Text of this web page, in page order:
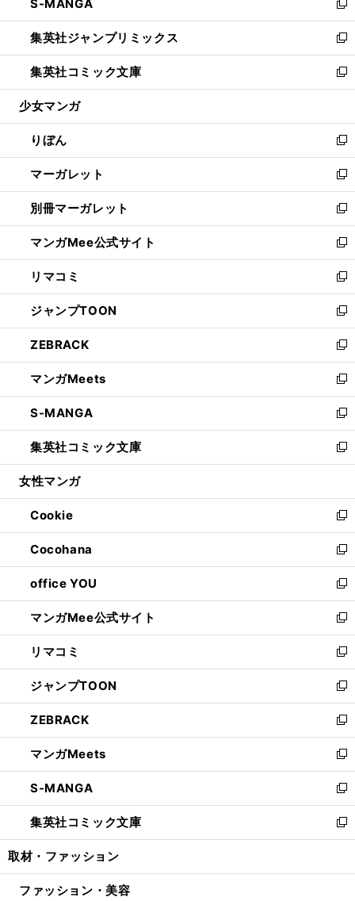
く
で
開
く
ド
ウ
で
開
く
ィ
ン
ド
ウ
で
開
い
ウ
ィ
ン
ド
ウ
開
く
S-MANGA
新
し
い
ウ
ィ
ン
ウ
で
開
く
集英社ジャンプリミックス
新
し
い
ウ
ン
ド
ウ
で
開
く
集英社コミック文庫
新
し
ウ
ィ
ン
ド
ウ
で
開
く
少女マンガ
りぼん
新
し
い
ウ
ィ
ン
ド
ウ
で
開
く
マーガレット
新
し
い
ウ
ィ
ン
ド
ウ
で
開
く
別冊マーガレット
新
し
い
ウ
ィ
ン
ド
ウ
で
開
く
マンガMee公式サイト
新
し
い
ウ
ィ
ン
ド
ウ
で
開
く
リマコミ
新
し
い
ウ
ィ
ン
ド
ウ
で
開
く
ジャンプTOON
新
し
い
ウ
ィ
ン
ド
ウ
で
開
ZEBRACK
新
し
い
ウ
ィ
ン
ド
ウ
開
く
マンガMeets
新
し
い
ウ
ィ
ン
ウ
で
開
く
S-MANGA
新
し
い
ウ
ン
ド
ウ
で
開
く
集英社コミック文庫
新
し
ウ
ィ
ン
ド
ウ
で
開
く
女性マンガ
Cookie
新
し
い
ウ
ィ
ン
ド
ウ
で
開
く
Cocohana
新
し
い
ウ
ィ
ン
ド
ウ
で
開
く
office YOU
新
し
い
ウ
ィ
ン
ド
ウ
で
開
く
マンガMee公式サイト
新
し
い
ウ
ィ
ン
ド
ウ
で
開
く
リマコミ
新
し
い
ウ
ィ
ン
ド
ウ
で
開
く
ジャンプTOON
新
し
い
ウ
ィ
ン
ド
ウ
で
開
ZEBRACK
新
し
い
ウ
ィ
ン
ド
ウ
開
マンガMeets
新
し
い
ウ
ィ
ン
ウ
S-MANGA
新
し
い
ウ
ン
集英社コミック文庫
新
し
ウ
取材・ファッション
ファッション・美容